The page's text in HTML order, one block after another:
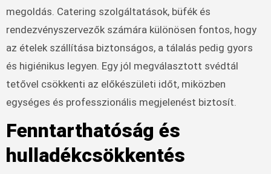
megoldás. Catering szolgáltatások, büfék és
rendezvényszervezők számára különösen fontos, hogy
az ételek szállítása biztonságos, a tálalás pedig gyors
és higiénikus legyen. Egy jól megválasztott svédtál
tetővel csökkenti az előkészületi időt, miközben
egységes és professzionális megjelenést biztosít.
Fenntarthatóság és
hulladékcsökkentés